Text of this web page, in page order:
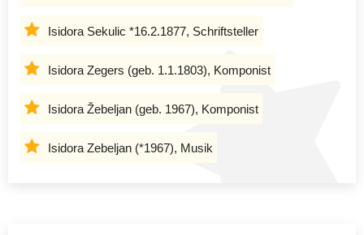
Isidora Sekulic *16.2.1877, Schriftsteller
Isidora Zegers (geb. 1.1.1803), Komponist
Isidora Žebeljan (geb. 1967), Komponist
Isidora Zebeljan (*1967), Musik